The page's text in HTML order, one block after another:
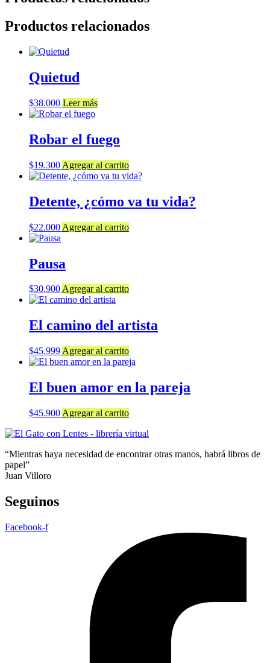
Productos relacionados
Quietud
$38.000 Leer más
Robar el fuego
$19.300 Agregar al carrito
Detente, ¿cómo va tu vida?
$22.000 Agregar al carrito
Pausa
$30.900Agregar al carrito
El camino del artista
$45.999 Agregar al carrito
El buen amor en la pareja
$45.900 Agregar al carrito
“Mientras haya necesidad de encontrar otras manos, habrá libros de
papel”
Juan Villoro
Seguinos
Facebook-f